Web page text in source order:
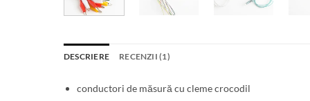
DESCRIERE RECENZII (1)
conductori de măsură cu cleme crocodil